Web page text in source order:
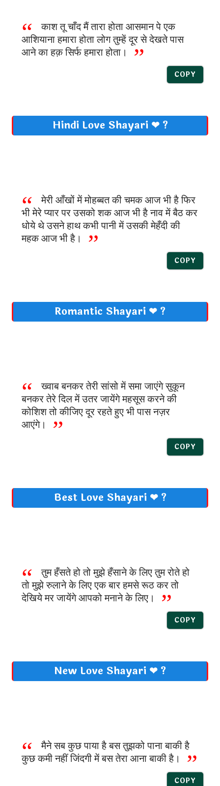
काश तू चाँद मैं तारा होता आसमान पे एक
आशियाना हमारा होता लोग तुम्हें दूर से देखते पास
आने का हक़ सिर्फ हमारा होता।
COPY
Hindi Love Shayari ❤ ?
मेरी आँखों में मोहब्बत की चमक आज भी है फिर
भी मेरे प्यार पर उसको शक आज भी है नाव में बैठ कर
धोये थे उसने हाथ कभी पानी में उसकी मेहँदी की
महक आज भी है।
COPY
Romantic Shayari ❤ ?
ख्वाब बनकर तेरी सांसो में समा जाएंगे सुकून
बनकर तेरे दिल में उतर जायेंगे महसूस करने की
कोशिश तो कीजिए दूर रहते हुए भी पास नज़र
आएंगे।
COPY
Best Love Shayari ❤ ?
तुम हँसते हो तो मुझे हँसाने के लिए तुम रोते हो
तो मुझे रुलाने के लिए एक बार हमसे रूठ कर तो
देखिये मर जायेंगे आपको मनाने के लिए।
COPY
New Love Shayari ❤ ?
मैने सब कुछ पाया है बस तुझको पाना बाकी है
कुछ कमी नहीं जिंदगी में बस तेरा आना बाकी है।
COPY